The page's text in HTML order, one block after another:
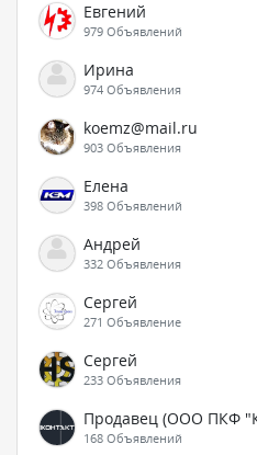
Евгений
979 Объявлений
Ирина
974 Объявления
koemz@mail.ru
903 Объявления
Елена
398 Объявлений
Андрей
332 Объявления
Сергей
271 Объявление
Сергей
233 Объявления
Продавец (ООО ПКФ
168 Объявлений